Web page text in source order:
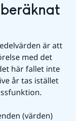
är att
med det
här fallet inte
år tas istället